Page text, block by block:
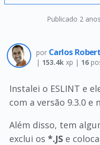
Publicado 2
por Carlos
| 153.4kxp | 16
Instalei o ESLINT e
com a versão 9.3.0
Além disso, tem
exclui os *.JSe